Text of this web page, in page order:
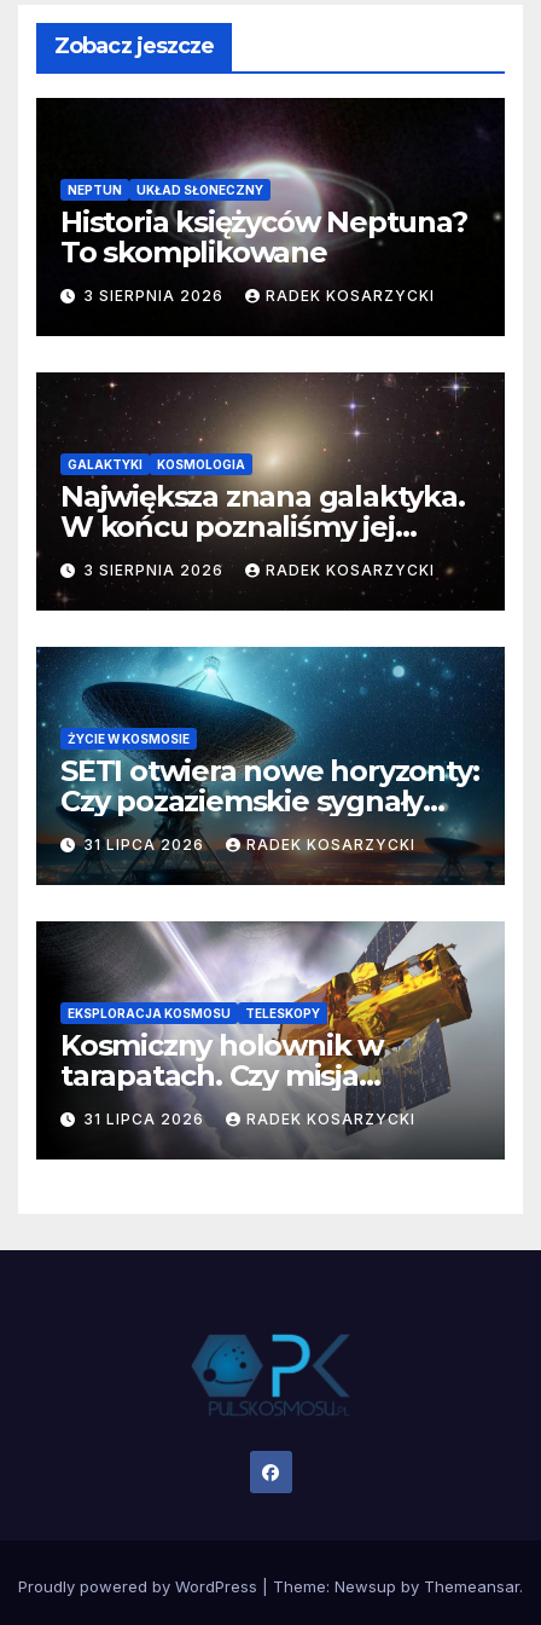
Zobacz jeszcze
NEPTUN UKŁAD SŁONECZNY
Historia księżyców Neptuna?
To skomplikowane
3 SIERPNIA 2026 RADEK KOSARZYCKI
GALAKTYKI KOSMOLOGIA
Największa znana galaktyka.
W końcu poznaliśmy jej
faktyczne wymiary
3 SIERPNIA 2026 RADEK KOSARZYCKI
ŻYCIE W KOSMOSIE
SETI otwiera nowe horyzonty:
Czy pozaziemskie sygnały
czekają w nieoczekiwanych
miejscach?
31 LIPCA 2026 RADEK KOSARZYCKI
EKSPLORACJA KOSMOSU TELESKOPY
Kosmiczny holownik w
tarapatach. Czy misja
ratowania Teleskopu Swift
jest zagrożona?
31 LIPCA 2026 RADEK KOSARZYCKI
Proudly powered by WordPress Theme: Newsup by Themeansar.